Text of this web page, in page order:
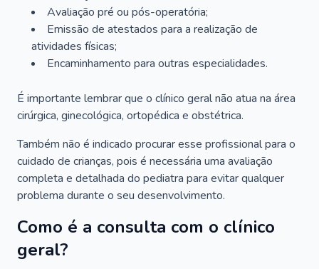
Avaliação pré ou pós-operatória;
Emissão de atestados para a realização de
atividades físicas;
Encaminhamento para outras especialidades.
É importante lembrar que o clínico geral não atua na área
cirúrgica, ginecológica, ortopédica e obstétrica.
Também não é indicado procurar esse profissional para o
cuidado de crianças, pois é necessária uma avaliação
completa e detalhada do pediatra para evitar qualquer
problema durante o seu desenvolvimento.
Como é a consulta com o clínico
geral?